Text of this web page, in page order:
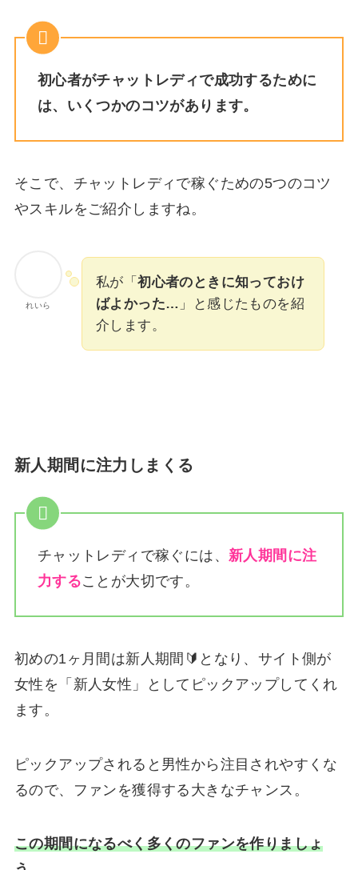
初心者がチャットレディで成功するために
は、いくつかのコツがあります。
そこで、チャットレディで稼ぐための5つのコツ
やスキルをご紹介しますね。
れいら
私が「初心者のときに知っておけ
ばよかった… 」と感じたものを紹
介します。
新人期間に注力しまくる
チャットレディで稼ぐには、新人期間に注
力することが大切です。
初めの1ヶ月間は新人期間🔰となり、サイト側が
女性を「新人女性」としてピックアップしてくれ
ます。
ピックアップされると男性から注目されやすくな
るので、ファンを獲得する大きなチャンス。
この期間になるべく多くのファンを作りましょ